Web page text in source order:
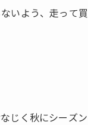
いよう、走って買
じく秋にシーズン